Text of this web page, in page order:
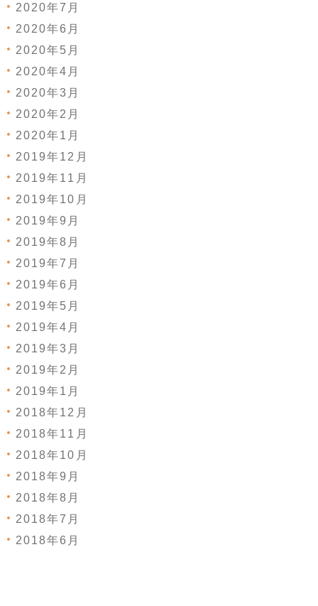
2020年7月
2020年6月
2020年5月
2020年4月
2020年3月
2020年2月
2020年1月
2019年12月
2019年11月
2019年10月
2019年9月
2019年8月
2019年7月
2019年6月
2019年5月
2019年4月
2019年3月
2019年2月
2019年1月
2018年12月
2018年11月
2018年10月
2018年9月
2018年8月
2018年7月
2018年6月